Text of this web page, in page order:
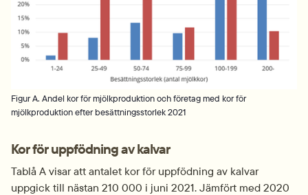
Figur A. Andel kor för mjölkproduktion och företag med kor för
mjölkproduktion efter besättningsstorlek 2021
Kor för uppfödning av kalvar
Tablå A visar att antalet kor för uppfödning av kalvar
uppgick till nästan 210 000 i juni 2021. Jämfört med 2020